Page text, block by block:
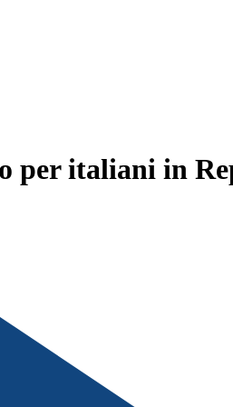
per italiani in